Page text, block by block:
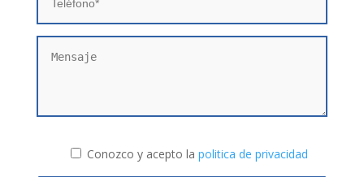
Conozco y acepto la politica de privacidad